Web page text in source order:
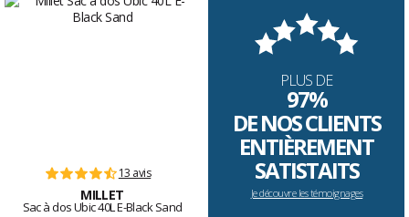
13 avis
MILLET
Sac à dos Ubic 40L E-Black Sand
PLUS DE
97%
DE NOS CLIENTS
ENTIÈREMENT
SATISTAITS
Je découvre les témoignages